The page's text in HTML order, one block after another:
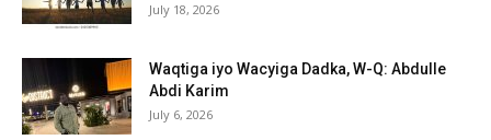
July 18, 2026
Waqtiga iyo Wacyiga Dadka, W-Q: Abdulle
Abdi Karim
July 6, 2026